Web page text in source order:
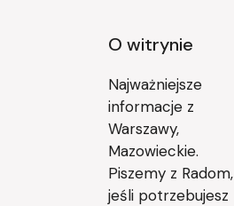
O witrynie
Najważniejsze
informacje z
Warszawy,
Mazowieckie.
Piszemy z Radom,
jeśli potrzebujesz